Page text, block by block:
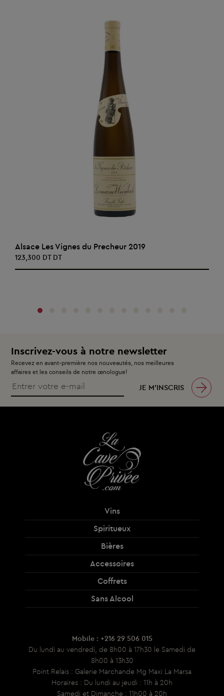
AJOUTER AU PANIER
Alsace Les Vignes du Precheur 2019
123,300 DT DT
Inscrivez-vous à notre newsletter
Recevez en avant-première nos nouveautés, nos meilleures
affaires et les conseils de notre œnologue!
JE M’INSCRIS
Vins
Spiritueux
Bières
Accessoires
Coffrets
Sans Alcool
Mobile : +216 29 506 015
Du lundi au vendredi, de 8h00 à 17h30 le Samedi de
8h00 à 13h30
Point Relais : Galerie Marchande Mg Maxi La Marsa
Horaires : Du lundi au jeudi : 11h à 20h
Samedi et Dimanche : 11h00 à 20h